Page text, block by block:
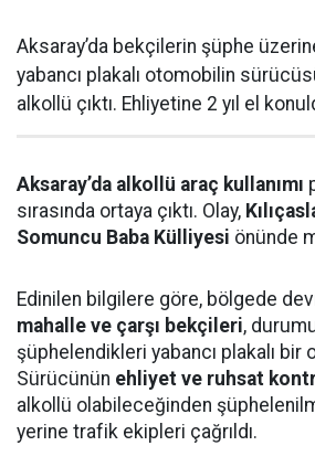
Aksaray’da bekçilerin şüphe
yabancı plakalı otomobilin
alkollü çıktı. Ehliyetine 2 yıl el
Aksaray’da alkollü araç kullanımı
sırasında ortaya çıktı. Olay,
Somuncu Baba Külliyesi önünde
Edinilen bilgilere göre, bölgede
mahalle ve çarşı bekçileri,
şüphelendikleri yabancı plakalı
Sürücünün ehliyet ve ruhsat
alkollü olabileceğinden
yerine trafik ekipleri çağrıldı.